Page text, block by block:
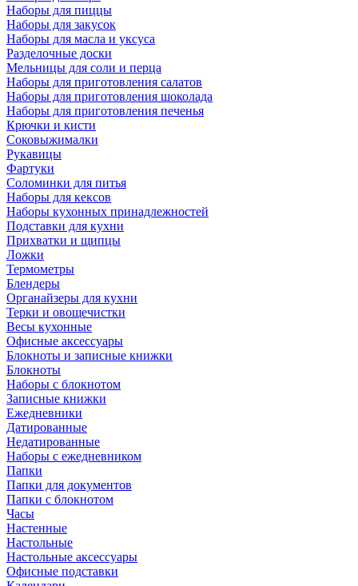
Наборы для пиццы
Наборы для закусок
Наборы для масла и уксуса
Разделочные доски
Мельницы для соли и перца
Наборы для приготовления салатов
Наборы для приготовления шоколада
Наборы для приготовления печенья
Крючки и кисти
Соковыжималки
Рукавицы
Фартуки
Соломинки для питья
Наборы для кексов
Наборы кухонных принадлежностей
Подставки для кухни
Прихватки и щипцы
Ложки
Термометры
Блендеры
Органайзеры для кухни
Терки и овощечистки
Весы кухонные
Офисные аксессуары
Блокноты и записные книжки
Блокноты
Наборы с блокнотом
Записные книжки
Ежедневники
Датированные
Недатированные
Наборы с ежедневником
Папки
Папки для документов
Папки с блокнотом
Часы
Настенные
Настольные
Настольные аксессуары
Офисные подставки